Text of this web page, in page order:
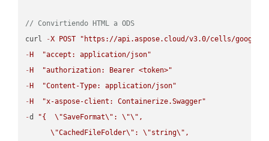
// Convirtiendo HTML a ODS
curl
-X POST
"https://api.aspose.cloud/v3.0/cells/
- H
"accept: application/json"
- H
"authorization: Bearer <token>"
- H
"Content-Type: application/json"
- H
"x-aspose-client: Containerize.Swagger"
-d "{ \"SaveFormat\" : \"\" ,
\"CachedFileFolder\" : \"string\" ,